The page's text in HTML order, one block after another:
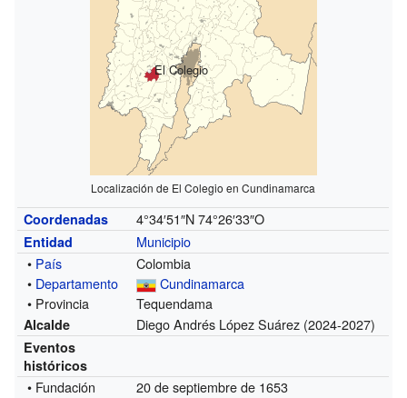
El Colegio
Localización de El Colegio en Cundinamarca
Coordenadas 4°34′51″N 74°26′33″O
Entidad
Municipio
• País
Colombia
• Departamento
Cundinamarca
• Provincia
Tequendama
Alcalde Diego Andrés López Suárez (2024-2027)
Eventos
históricos
• Fundación
20 de septiembre de 1653